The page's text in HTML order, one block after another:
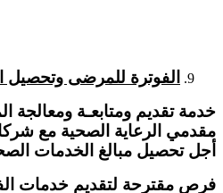
الفوترة للمرضى وتحصيل
خدمة تقديم ومتابعـة ومعالجة
مقدمي الرعاية الصحية مع
أجل تحصيل مبالغ الخدمات
فرص مقترحة لتقديم خدمات